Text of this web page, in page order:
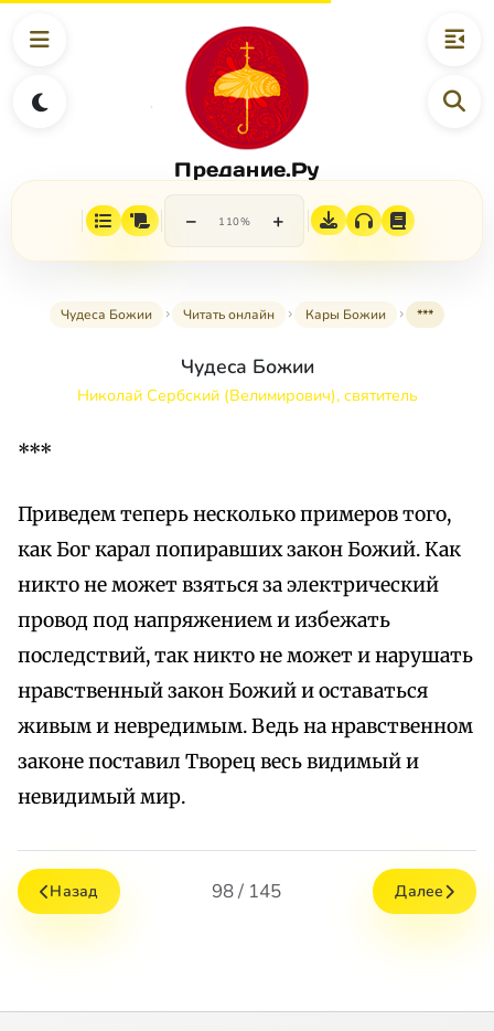
Предание.Ру
− 110% +
Чудеса Божии Читать онлайн Кары Божии ***
Чудеса Божии
Николай Сербский (Велимирович), святитель
***
Приведем теперь несколько примеров того,
как Бог карал попиравших закон Божий. Как
никто не может взяться за электрический
провод под напряжением и избежать
последствий, так никто не может и нарушать
нравственный закон Божий и оставаться
живым и невредимым. Ведь на нравственном
законе поставил Творец весь видимый и
невидимый мир.
Назад 98 / 145 Далее